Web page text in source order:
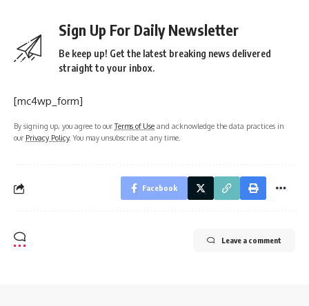
Sign Up For Daily Newsletter
Be keep up! Get the latest breaking news delivered
straight to your inbox.
[mc4wp_form]
By signing up, you agree to ourTerms of Use and acknowledge the data practices in
our Privacy Policy. You may unsubscribe at any time.
Facebook
Leave a comment